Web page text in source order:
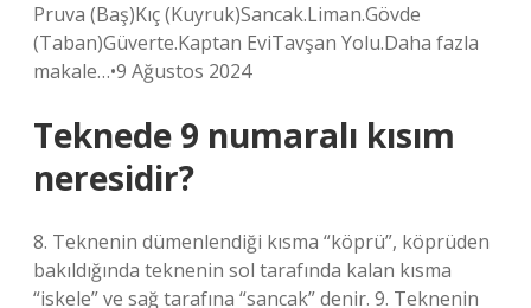
Pruva (Baş)Kıç (Kuyruk)Sancak.Liman.Gövde
(Taban)Güverte.Kaptan EviTavşan Yolu.Daha fazla
makale…•9 Ağustos 2024
Teknede 9 numaralı kısım
neresidir?
8. Teknenin dümenlendiği kısma “köprü”, köprüden
bakıldığında teknenin sol tarafında kalan kısma
“iskele” ve sağ tarafına “sancak” denir. 9. Teknenin